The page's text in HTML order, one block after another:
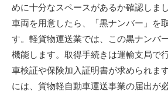
めに十分なスペースがあるか確認しまし
車両を用意したら、「黒ナンバー」を
す。軽貨物運送業では、この黒ナンバ
機能します。取得手続きは運輸支局で
車検証や保険加入証明書が求められま
には、貨物軽自動車運送事業の届出が